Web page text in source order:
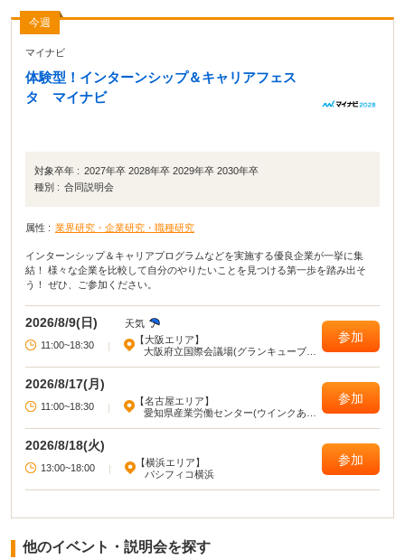
今週
マイナビ
体験型！インターンシップ＆キャリアフェス
タ マイナビ
対象卒年 : 2027年卒 2028年卒 2029年卒 2030年卒
種別 : 合同説明会
属性 : 業界研究・企業研究・職種研究
インターンシップ＆キャリアプログラムなどを実施する優良企業が一挙に集
結！ 様々な企業を比較して自分のやりたいことを見つける第一歩を踏み出そ
う！ ぜひ、ご参加ください。
2026/8/9(日)
天気
11:00~18:30
|
【大阪エリア】
大阪府立国際会議場(グランキューブ大
参加
2026/8/17(月)
11:00~18:30 |
【名古屋エリア】
愛知県産業労働センター(ウインクあい
参加
2026/8/18(火)
13:00~18:00 |
【横浜エリア】
パシフィコ横浜
参加
他のイベント・説明会を探す